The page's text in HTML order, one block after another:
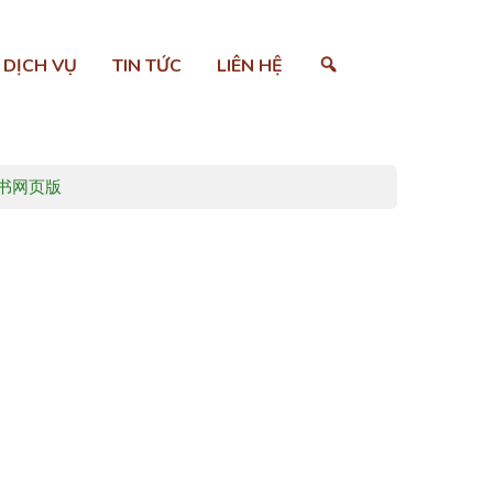
DỊCH VỤ TIN TỨC LIÊN HỆ
网页版